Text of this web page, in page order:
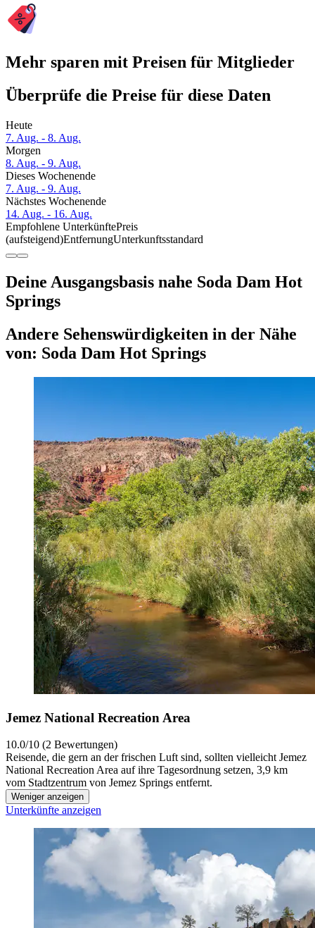
Mehr sparen mit Preisen für Mitglieder
Überprüfe die Preise für diese Daten
Heute
7. Aug. - 8. Aug.
Morgen
8. Aug. - 9. Aug.
Dieses Wochenende
7. Aug. - 9. Aug.
Nächstes Wochenende
14. Aug. - 16. Aug.
Empfohlene UnterkünftePreis
(aufsteigend)EntfernungUnterkunftsstandard
Deine Ausgangsbasis nahe Soda Dam Hot
Springs
Andere Sehenswürdigkeiten in der Nähe
von: Soda Dam Hot Springs
Jemez National Recreation Area
10.0/10 (2 Bewertungen)
Reisende, die gern an der frischen Luft sind, sollten vielleicht Jemez
National Recreation Area auf ihre Tagesordnung setzen, 3,9 km
vom Stadtzentrum von Jemez Springs entfernt.
Weniger anzeigen
Unterkünfte anzeigen